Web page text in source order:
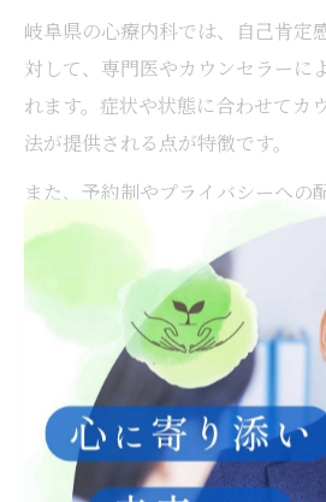
岐阜県の心療内科では、自己肯定
対して、専門医やカウンセラーに
れます。症状や状態に合わせてカ
法が提供される点が特徴です。
また、予約制やプライバシーへの
り、安心して相談できる環境が整
じて家族の相談や、職場・学校と
ています。
自己肯定感の診断やストレスに関
門機関へ相談することが回復の近
療内科やカウンセリング窓口を積
しい毎日を取り戻しましょう。